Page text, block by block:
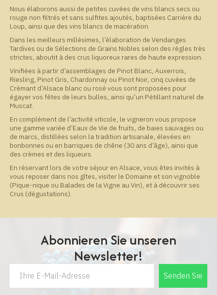
Nous élaborons aussi de petites cuvées de vins blancs secs ou
rouge non filtrés et sans sulfites ajoutés, baptisées Carrière du
Loup, ainsi que des vins blancs de macération.
Dans les meilleurs millésimes, l’élaboration de Vendanges
Tardives ou de Sélections de Grains Nobles selon des règles très
strictes, aboutit à des crus liquoreux rares de haute expression.
Vinifiées à partir d’assemblages de Pinot Blanc, Auxerrois,
Riesling, Pinot Gris, Chardonnay ou Pinot Noir, cinq cuvées de
Crémant d’Alsace blanc ou rosé vous sont proposées pour
égayer vos fêtes de leurs bulles, ainsi qu’un Pétillant naturel de
Muscat.
En complément de l’activité viticole, le vigneron vous propose
une gamme variée d’Eaux de Vie de fruits, de baies sauvages ou
de marcs, distillées selon la tradition artisanale, élevées en
bonbonnes ou en barriques de chêne (30 ans d’âge), ainsi que
des crèmes et des liqueurs.
En réservant lors de votre séjour en Alsace, vous êtes invités à
vous reposer dans nos gîtes, visiter le Domaine et son vignoble
(Pique-nique ou Balades de la Vigne au Vin), et à découvrir ses
Crus (dégustations).
Abonnieren Sie unseren
Newsletter!
Senden Sie